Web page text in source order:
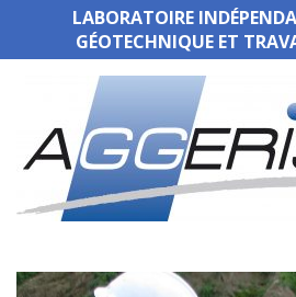
LABORATOIRE
GÉOTECHNIQUE ET